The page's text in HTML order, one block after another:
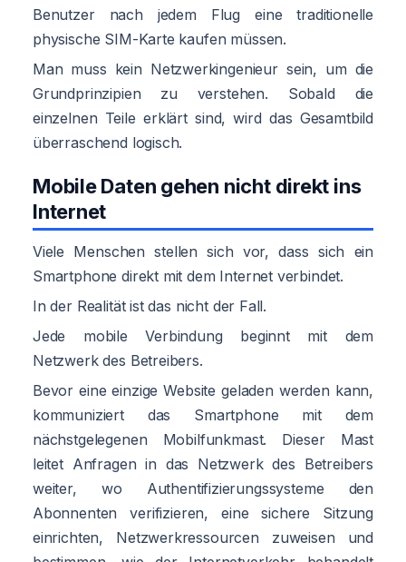
Benutzer nach jedem Flug eine traditionelle
physische SIM-Karte kaufen müssen.
Man muss kein Netzwerkingenieur sein, um die
Grundprinzipien zu verstehen. Sobald die
einzelnen Teile erklärt sind, wird das Gesamtbild
überraschend logisch.
Mobile Daten gehen nicht direkt ins
Internet
Viele Menschen stellen sich vor, dass sich ein
Smartphone direkt mit dem Internet verbindet.
In der Realität ist das nicht der Fall.
Jede mobile Verbindung beginnt mit dem
Netzwerk des Betreibers.
Bevor eine einzige Website geladen werden kann,
kommuniziert das Smartphone mit dem
nächstgelegenen Mobilfunkmast. Dieser Mast
leitet Anfragen in das Netzwerk des Betreibers
weiter, wo Authentifizierungssysteme den
Abonnenten verifizieren, eine sichere Sitzung
einrichten, Netzwerkressourcen zuweisen und